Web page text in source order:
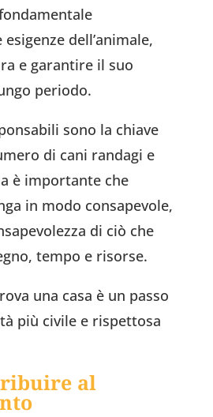
dell’animale,
e garantire il suo
periodo.
sono la chiave
di cani randagi e
è importante che
in modo consapevole,
di ciò che
tempo e risorse.
una casa è un passo
più civile e rispettosa
al